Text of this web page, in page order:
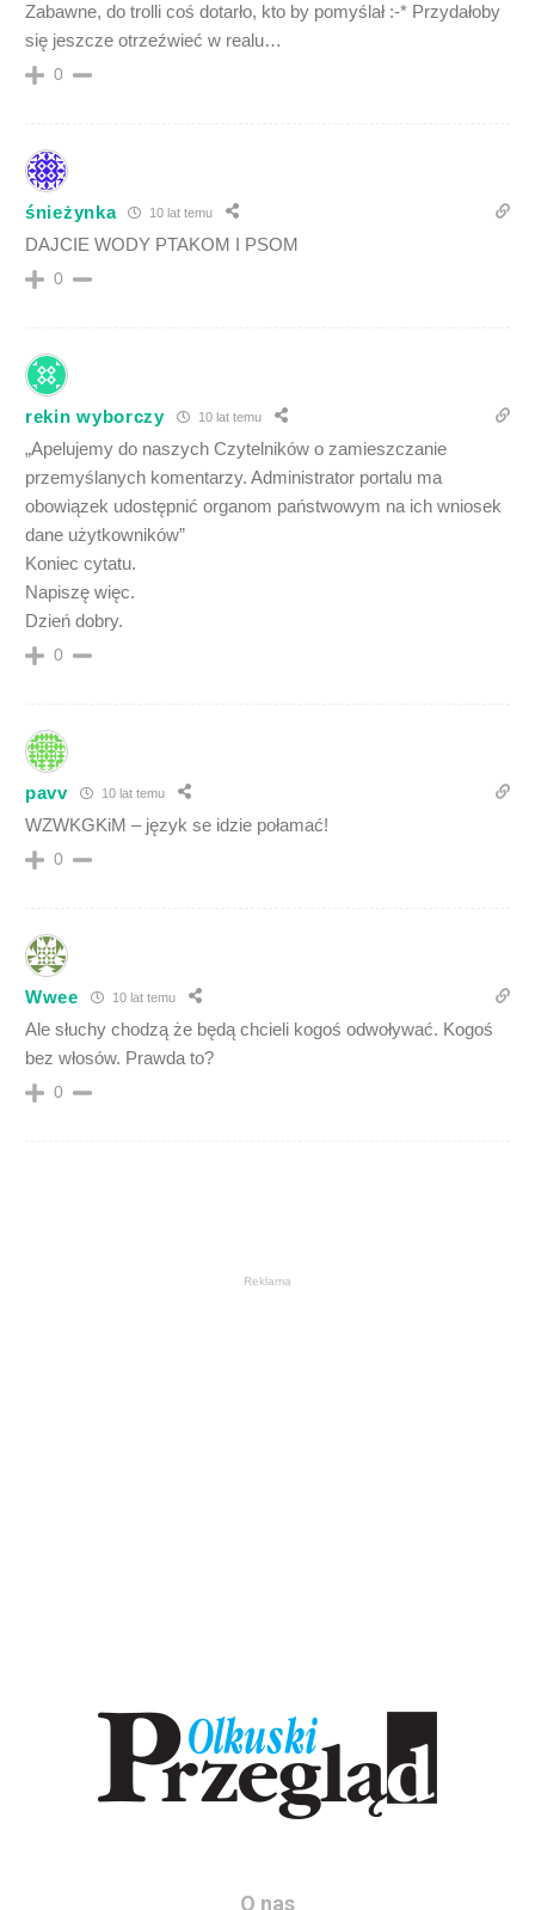
Zabawne, do trolli coś dotarło, kto by pomyślał :-* Przydałoby
się jeszcze otrzeźwieć w realu…
0
śnieżynka 10 lat temu
DAJCIE WODY PTAKOM I PSOM
0
rekin wyborczy 10 lat temu
„Apelujemy do naszych Czytelników o zamieszczanie
przemyślanych komentarzy. Administrator portalu ma
obowiązek udostępnić organom państwowym na ich wniosek
dane użytkowników”
Koniec cytatu.
Napiszę więc.
Dzień dobry.
0
pavv 10 lat temu
WZWKGKiM – język se idzie połamać!
0
Wwee 10 lat temu
Ale słuchy chodzą że będą chcieli kogoś odwoływać. Kogoś
bez włosów. Prawda to?
0
Reklama
O nas